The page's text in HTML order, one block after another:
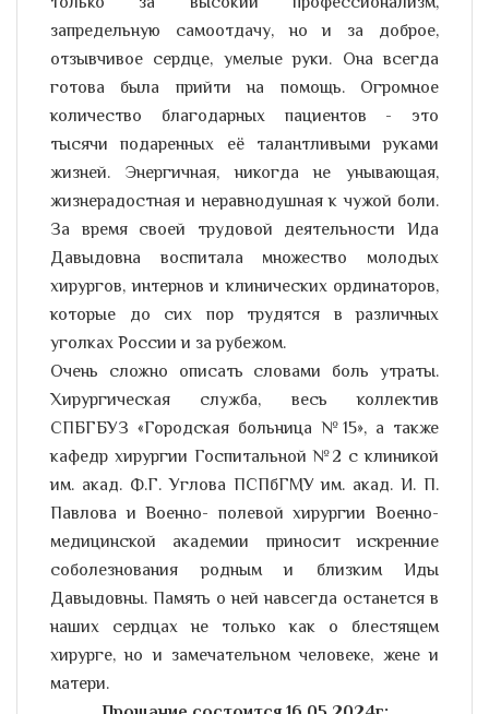
запредельную самоотдачу, но и за доброе,
отзывчивое сердце, умелые руки. Она всегда
готова была прийти на помощь. Огромное
количество благодарных пациентов - это
тысячи подаренных её талантливыми руками
жизней. Энергичная, никогда не унывающая,
жизнерадостная и неравнодушная к чужой боли.
За время своей трудовой деятельности Ида
Давыдовна воспитала множество молодых
хирургов, интернов и клинических ординаторов,
которые до сих пор трудятся в различных
уголках России и за рубежом.
Очень сложно описать словами боль утраты.
Хирургическая служба, весь коллектив
СПБГБУЗ «Городская больница №15», а также
кафедр хирургии Госпитальной №2 с клиникой
им. акад. Ф.Г. Углова ПСПбГМУ им. акад. И. П.
Павлова и Военно- полевой хирургии Военно-
медицинской академии приносит искренние
соболезнования родным и близким Иды
Давыдовны. Память о ней навсегда останется в
наших сердцах не только как о блестящем
хирурге, но и замечательном человеке, жене и
матери.